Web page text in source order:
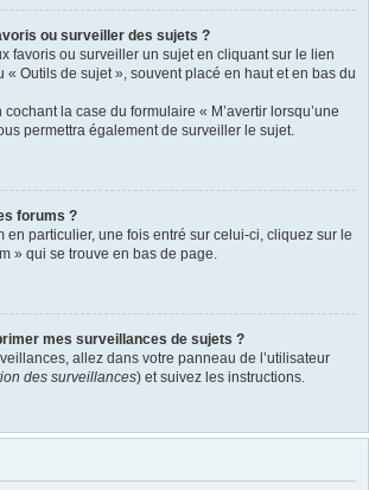
ou surveiller des sujets ?
favoris ou surveiller un sujet en cliquant sur le lien
« Outils de sujet », souvent placé en haut et en bas du
la case du formulaire « M’avertir lorsqu’une
permettra également de surveiller le sujet.
forums ?
en particulier, une fois entré sur celui-ci, cliquez sur le
» qui se trouve en bas de page.
mes surveillances de sujets ?
allez dans votre panneau de l’utilisateur
des surveillances) et suivez les instructions.